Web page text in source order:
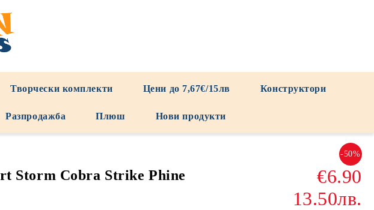
Творчески комплекти Цени до 7,67€/15лв Конструктори
Разпродажба Плюш Нови продукти
Storm Cobra Strike Phine
-50%
€6.90
13.50лв.